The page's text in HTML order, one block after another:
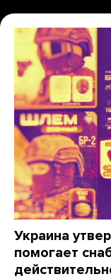
Украина
помогает